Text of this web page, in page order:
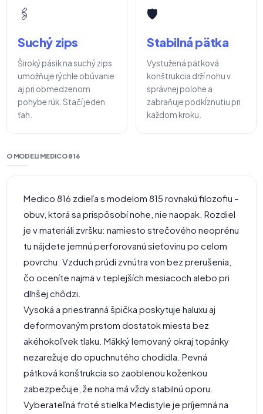
🖇️
Suchý zips
Široký pásik na suchý zips
umožňuje rýchle obúvanie
aj pri obmedzenom
pohybe rúk. Stačí jeden
ťah.
🛡️
Stabilná pätka
Vystužená pätková
konštrukcia drží nohu v
správnej polohe a
zabraňuje podkĺznutiu pri
každom kroku.
O MODELI MEDICO 816
Medico 816 zdieľa s modelom 815 rovnakú filozofiu –
obuv, ktorá sa prispôsobí nohe, nie naopak. Rozdiel
je v materiáli zvršku: namiesto strečového neoprénu
tu nájdete jemnú perforovanú sieťovinu po celom
povrchu. Vzduch prúdi zvnútra von bez prerušenia,
čo oceníte najmä v teplejších mesiacoch alebo pri
dlhšej chôdzi.
Vysoká a priestranná špička poskytuje haluxu aj
deformovaným prstom dostatok miesta bez
akéhokoľvek tlaku. Mäkký lemovaný okraj topánky
nezarežuje do opuchnutého chodidla. Pevná
pätková konštrukcia so zaoblenou koženkou
zabezpečuje, že noha má vždy stabilnú oporu.
Vyberateľná froté stielka Medistyle je príjemná na